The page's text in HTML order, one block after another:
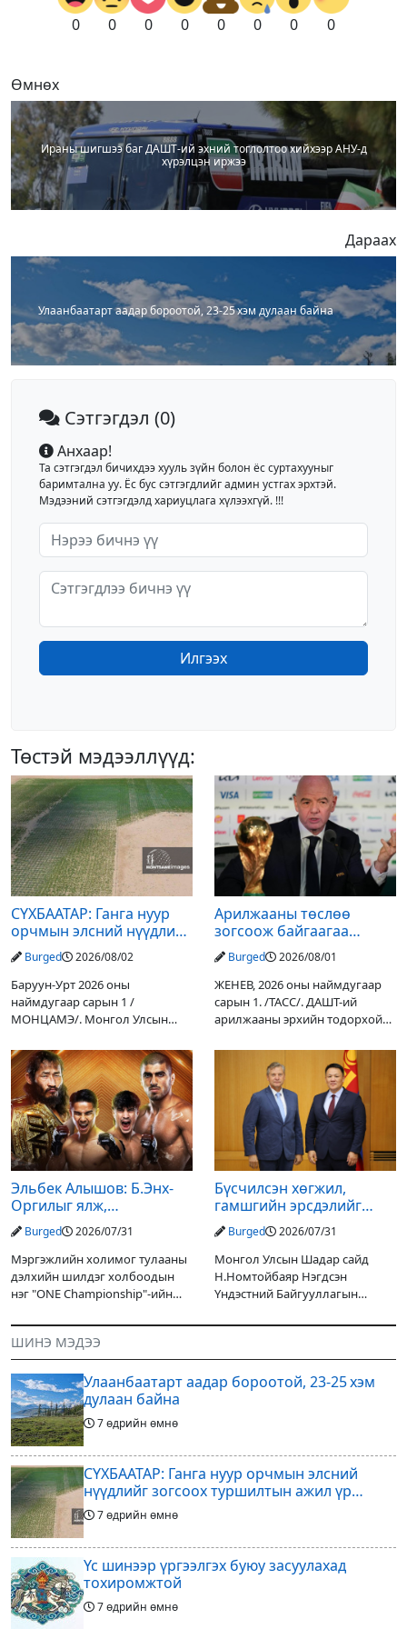
0 0 0 0 0 0 0 0
Өмнөх
Ираны шигшээ баг ДАШТ-ий эхний тоглолтоо хийхээр АНУ-д
хүрэлцэн иржээ
Дараах
Улаанбаатарт аадар бороотой, 23-25 хэм дулаан байна
Сэтгэгдэл (0)
Анхаар!
Та сэтгэгдэл бичихдээ хууль зүйн болон ёс суртахууныг
баримтална уу. Ёс бус сэтгэгдлийг админ устгах эрхтэй.
Мэдээний сэтгэгдэлд хариуцлага хүлээхгүй. !!!
Илгээх
Төстэй мэдээллүүд:
СҮХБААТАР: Ганга нуур
орчмын элсний нүүдлийг
зогсоох туршилтын ажил
үр дүнгээ өгч эхэлжээ
Burged 2026/08/02
Баруун-Урт 2026 оны
наймдугаар сарын 1 /
МОНЦАМЭ/. Монгол Улсын
Дарьгангын Ганга нуурыг
сэргээн, хамгаалах төслийг
улсын төсвийн хөрөнгө
оруулалтаар хийж буй.
Төслийн
Арилжааны төслөө
зогсоож байгаагаа
Ж.Инфантино мэдэгдэв
Burged 2026/08/01
ЖЕНЕВ, 2026 оны наймдугаар
сарын 1. /ТАСС/. ДАШТ-ий
арилжааны эрхийн тодорхой
оруулагчдад худалдах
төслөөсөө татгалзахаар
шийдвэрлэснээ ФИФА-гийн
ерөнхийлөгч Жанни
Эльбек Алышов: Б.Энх-
Оргилыг ялж,
гэрийнхэндээ байшин
авч өгнө
Burged 2026/07/31
Мэргэжлийн холимог тулааны
дэлхийн шилдэг холбоодын
нэг "ONE Championship"-ийн
өнөөдөр/2026.07.31/ болно. Энэ
өдөрлөгийн оргил тулааны
эзэд нь бантам жингийн аварга
Бүсчилсэн хөгжил,
гамшгийн эрсдэлийг
бууруулах чиглэлээр
НҮБ-тай хамтын
ажиллагаагаа
өргөжүүлэхээр санал
солилцлоо
Burged 2026/07/31
Монгол Улсын Шадар сайд
Н.Номтойбаяр Нэгдсэн
Үндэстний Байгууллагын
Хиердэнийг хүлээн авч уулзан,
ажиллагааны өнөөгийн байдал
болон цаашдын
ШИНЭ МЭДЭЭ
Улаанбаатарт аадар бороотой, 23-25 хэм
дулаан байна
7 өдрийн өмнө
СҮХБААТАР: Ганга нуур орчмын элсний
нүүдлийг зогсоох туршилтын ажил үр
дүнгээ өгч эхэлжээ
7 өдрийн өмнө
Үс шинээр үргээлгэх буюу засуулахад
тохиромжтой
7 өдрийн өмнө